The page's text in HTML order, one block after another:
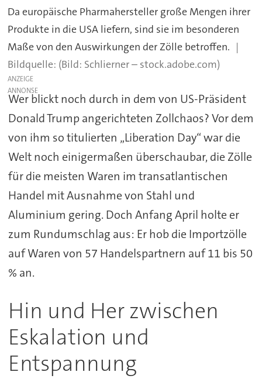
Da europäische Pharmahersteller große Mengen ihrer
Produkte in die USA liefern, sind sie im besonderen
Maße von den Auswirkungen der Zölle betroffen.
(Bild: Schlierner – stock.adobe.com)
ANZEIGE
Wer blickt noch durch in dem von US-Präsident
Donald Trump angerichteten Zollchaos? Vor dem
von ihm so titulierten „Liberation Day“ war die
Welt noch einigermaßen überschaubar, die Zölle
für die meisten Waren im transatlantischen
Handel mit Ausnahme von Stahl und
Aluminium gering. Doch Anfang April holte er
zum Rundumschlag aus: Er hob die Importzölle
auf Waren von 57 Handelspartnern auf 11 bis 50
% an.
Hin und Her zwischen
Eskalation und
Entspannung